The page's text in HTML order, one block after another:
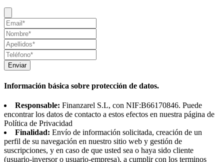
Enviar
Información básica sobre protección de datos.
Responsable: Finanzarel S.L, con NIF:B66170846. Puede
encontrar los datos de contacto a estos efectos en nuestra página de
Política de Privacidad
Finalidad: Envío de información solicitada, creación de un
perfil de su navegación en nuestro sitio web y gestión de
suscripciones, y en caso de que usted sea o haya sido cliente
(usuario-inversor o usuario-empresa), a cumplir con los terminos